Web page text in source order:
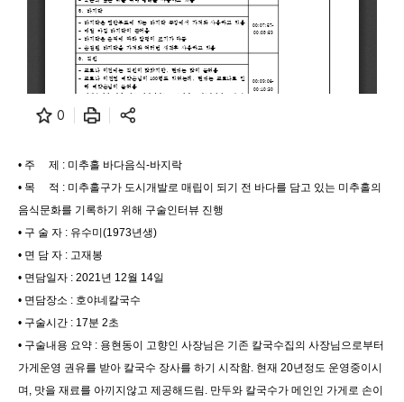
0
• 주 제 : 미추홀 바다음식-바지락
• 목 적 : 미추홀구가 도시개발로 매립이 되기 전 바다를 담고 있는 미추홀의
음식문화를 기록하기 위해 구술인터뷰 진행
• 구 술 자 : 유수미(1973년생)
• 면 담 자 : 고재봉
• 면담일자 : 2021년 12월 14일
• 면담장소 : 호야네칼국수
• 구술시간 : 17분 2초
• 구술내용 요약 : 용현동이 고향인 사장님은 기존 칼국수집의 사장님으로부터
가게운영 권유를 받아 칼국수 장사를 하기 시작함. 현재 20년정도 운영중이시
며, 맛을 재료를 아끼지않고 제공해드림. 만두와 칼국수가 메인인 가게로 손이